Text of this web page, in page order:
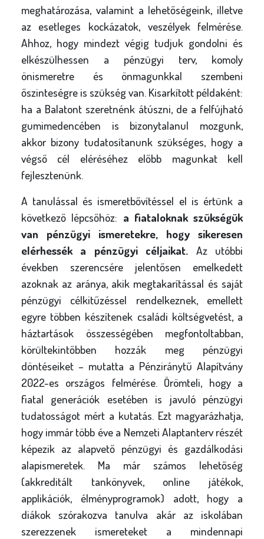
meghatározása, valamint a lehetőségeink, illetve
az esetleges kockázatok, veszélyek felmérése.
Ahhoz, hogy mindezt végig tudjuk gondolni és
elkészülhessen a pénzügyi terv, komoly
önismeretre és önmagunkkal szembeni
őszinteségre is szükség van. Kisarkított példaként:
ha a Balatont szeretnénk átúszni, de a felfújható
gumimedencében is bizonytalanul mozgunk,
akkor bizony tudatosítanunk szükséges, hogy a
végső cél eléréséhez előbb magunkat kell
fejlesztenünk.
A tanulással és ismeretbővítéssel el is értünk a
következő lépcsőhöz: a fiataloknak szükségük
van pénzügyi ismeretekre, hogy sikeresen
elérhessék a pénzügyi céljaikat. Az utóbbi
években szerencsére jelentősen emelkedett
azoknak az aránya, akik megtakarítással és saját
pénzügyi célkitűzéssel rendelkeznek, emellett
egyre többen készítenek családi költségvetést, a
háztartások összességében megfontoltabban,
körültekintőbben hozzák meg pénzügyi
döntéseiket – mutatta a Pénziránytű Alapítvány
2022-es országos felmérése. Örömteli, hogy a
fiatal generációk esetében is javuló pénzügyi
tudatosságot mért a kutatás. Ezt magyarázhatja,
hogy immár több éve a Nemzeti Alaptanterv részét
képezik az alapvető pénzügyi és gazdálkodási
alapismeretek. Ma már számos lehetőség
(akkreditált tankönyvek, online játékok,
applikációk, élményprogramok) adott, hogy a
diákok szórakozva tanulva akár az iskolában
szerezzenek ismereteket a mindennapi